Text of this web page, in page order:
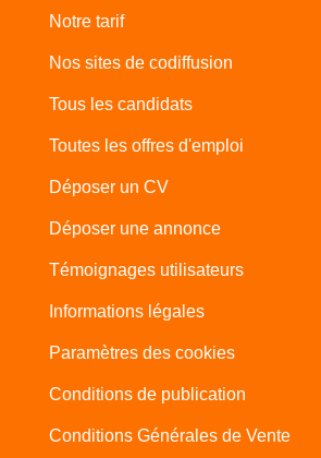
Notre tarif
Nos sites de codiffusion
Tous les candidats
Toutes les offres d'emploi
Déposer un CV
Déposer une annonce
Témoignages utilisateurs
Informations légales
Paramètres des cookies
Conditions de publication
Conditions Générales de Vente